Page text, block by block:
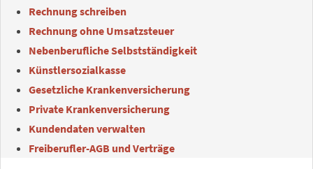
Rechnung schreiben
Rechnung ohne Umsatzsteuer
Nebenberufliche Selbstständigkeit
Künstlersozialkasse
Gesetzliche Krankenversicherung
Private Krankenversicherung
Kundendaten verwalten
Freiberufler-AGB und Verträge